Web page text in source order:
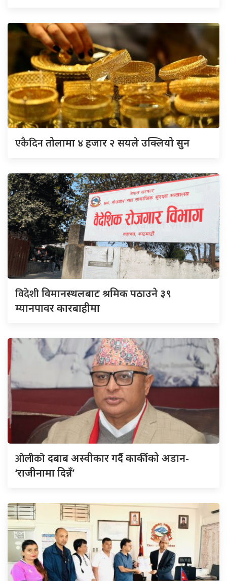
एकैदिनतोलामा ४ हजार २ सयले उक्लियो सुन
विदेशीविमानस्थलबाट श्रमिक पठाउने ३९
म्यानपावर कारबाहीमा
ओलीकोदबाब अस्वीकार गर्दै कार्कीको अडान-
‘राजीनामा दिन्नँ’